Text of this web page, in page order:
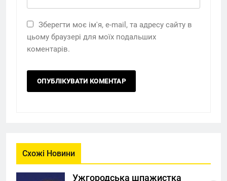
Зберегти моє ім'я, e-mail, та адресу сайту в
цьому браузері для моїх подальших
коментарів.
Схожі Новини
Ужгородська шпажистка